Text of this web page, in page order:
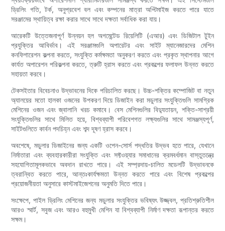
ড্রিলিং গতি, টর্ক, অনুপ্রবেশ বল এবং কম্পনের মাত্রা অপ্টিমাইজ করতে পারে যাতে
সরঞ্জামের স্থায়িত্ব রক্ষা করার সাথে সাথে দক্ষতা সর্বাধিক করা যায়।
আরেকটি উত্তেজনাপূর্ণ উন্নয়ন হল অগমেন্টেড রিয়েলিটি (এআর) এবং ডিজিটাল টুইন
প্রযুক্তির আবির্ভাব। এই সরঞ্জামগুলি অপারেটর এবং সাইট ম্যানেজারদের মেশিন
কনফিগারেশন কল্পনা করতে, সংযুক্তি কর্মক্ষমতা অনুকরণ করতে এবং প্রকৃত স্থাপনার আগে
কার্যত অপারেশন পরিকল্পনা করতে, ত্রুটি হ্রাস করতে এবং প্রকল্পের ফলাফল উন্নত করতে
সহায়তা করবে।
টেকসইতার বিবেচনাও উদ্ভাবনের দিকে পরিচালিত করছে। উচ্চ-শক্তির কম্পোজিট বা নতুন
অ্যালয়ের মতো হালকা ওজনের উপকরণ দিয়ে ডিজাইন করা মডুলার সংযুক্তিগুলি সামগ্রিক
মেশিনের ওজন এবং জ্বালানি খরচ কমাবে। বেস মেশিনগুলির বিদ্যুতায়ন, শক্তি-সাশ্রয়ী
সংযুক্তিগুলির সাথে মিলিত হয়ে, বিশ্বব্যাপী পরিবেশগত লক্ষ্যগুলির সাথে সামঞ্জস্যপূর্ণ,
সাইটগুলিতে কার্বন পদচিহ্ন এবং শব্দ দূষণ হ্রাস করবে।
অবশেষে, মডুলার ডিজাইনের জন্য একটি ওপেন-সোর্স পদ্ধতির উদ্ভব হতে পারে, যেখানে
নির্মাতারা এবং ব্যবহারকারীরা সংযুক্তি এবং সফ্টওয়্যার সমাধানের ক্রমবর্ধমান বাস্তুতন্ত্রে
সহযোগিতামূলকভাবে অবদান রাখতে পারে। এই সম্প্রদায়-চালিত মডেলটি উদ্ভাবনকে
ত্বরান্বিত করতে পারে, আন্তঃকার্যক্ষমতা উন্নত করতে পারে এবং বিশেষ প্রকল্পের
প্রয়োজনীয়তা অনুসারে কাস্টমাইজেশনের অনুমতি দিতে পারে।
সংক্ষেপে, পাইল ড্রিলিং মেশিনের জন্য মডুলার সংযুক্তির ভবিষ্যৎ উজ্জ্বল, প্রতিশ্রুতিশীল
আরও স্মার্ট, সবুজ এবং আরও বহুমুখী মেশিন যা বিশ্বব্যাপী নির্মাণ দক্ষতা রূপান্তর করতে
সক্ষম।